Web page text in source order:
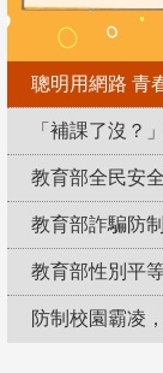
聰明用網路 青
「補課了沒？
教育部全民安
教育部詐騙防
教育部性別平
防制校園霸凌